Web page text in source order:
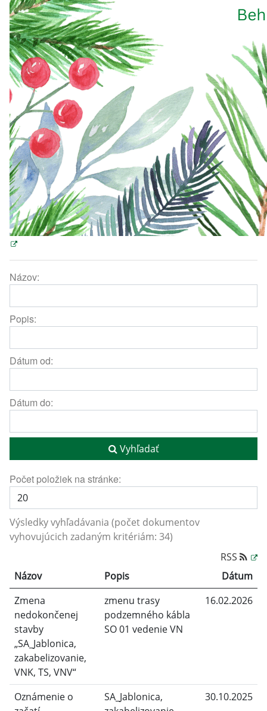
Názov:
Popis:
Dátum od:
Dátum do:
Vyhľadať
Počet položiek na stránke:
Výsledky vyhľadávania (počet dokumentov
vyhovujúcich zadaným kritériám: 34)
RSS
Názov
Popis
Dátum
Zmena
nedokončenej
stavby
„SA_Jablonica,
zakabelizovanie,
VNK, TS, VNV“
zmenu trasy
podzemného kábla
SO 01 vedenie VN
16.02.2026
Oznámenie o
SA_Jablonica,
30.10.2025